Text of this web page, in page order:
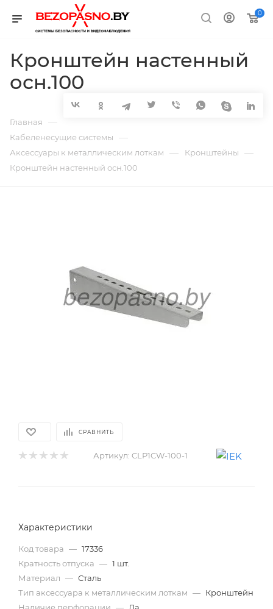
0
Кронштейн настенный
осн.100
Главная —
Кабеленесущие системы —
Аксессуары к металлическим лоткам — Кронштейны —
Кронштейн настенный осн.100
СРАВНИТЬ
Артикул: CLP1CW-100-1
Характеристики
Код товара — 17336
Кратность отпуска — 1 шт.
Материал — Сталь
Тип аксессуара к металлическим лоткам — Кронштейн
Наличие перфорации — Да